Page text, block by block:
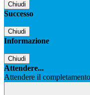
Chiudi
Successo
Chiudi
Informazione
Chiudi
Attendere...
Attendere il